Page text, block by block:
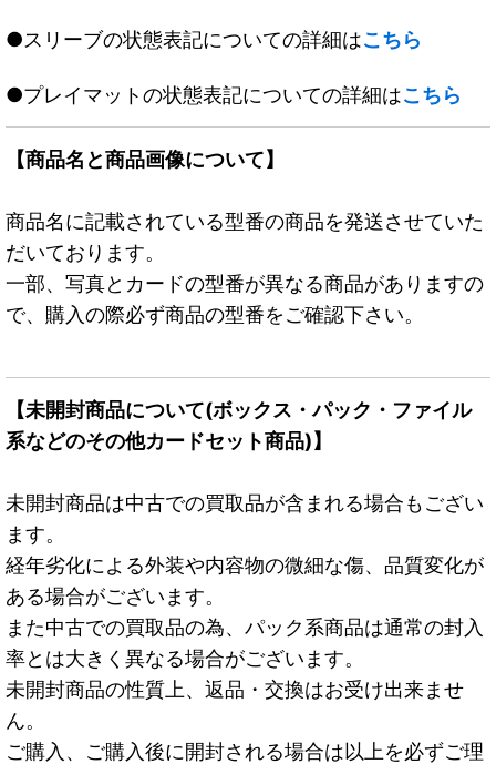
●スリーブの状態表記についての詳細はこちら
●プレイマットの状態表記についての詳細はこちら
【商品名と商品画像について】
商品名に記載されている型番の商品を発送させていた
だいております。
一部、写真とカードの型番が異なる商品がありますの
で、購入の際必ず商品の型番をご確認下さい。
【未開封商品について(ボックス・パック・ファイル
系などのその他カードセット商品)】
未開封商品は中古での買取品が含まれる場合もござい
ます。
経年劣化による外装や内容物の微細な傷、品質変化が
ある場合がございます。
また中古での買取品の為、パック系商品は通常の封入
率とは大きく異なる場合がございます。
未開封商品の性質上、返品・交換はお受け出来ませ
ん。
ご購入、ご購入後に開封される場合は以上を必ずご理